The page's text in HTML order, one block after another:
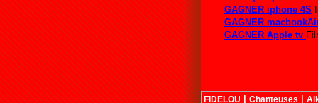
FIDELOU | Chanteuses |